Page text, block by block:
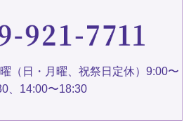
（日・月曜、祝祭日定休）9:00〜
、14:00〜18:30